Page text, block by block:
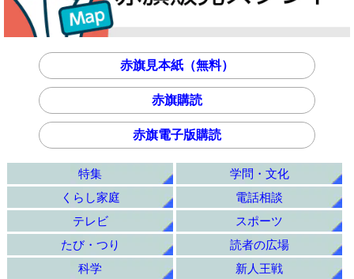
赤旗見本紙（無料）
赤旗購読
赤旗電子版購読
特集
学問・文化
くらし家庭
電話相談
テレビ
スポーツ
たび・つり
読者の広場
科学
新人王戦